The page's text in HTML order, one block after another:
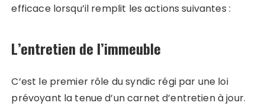
efficace lorsqu’il remplit les actions suivantes :
L’entretien de l’immeuble
C’est le premier rôle du syndic régi par une loi
prévoyant la tenue d’un carnet d’entretien à jour.